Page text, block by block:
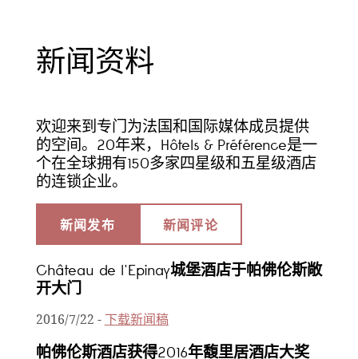
新闻资料
欢迎来到专门为法国和国际媒体成员提供
的空间。20年来，Hôtels & Préférence是一
个在全球拥有150多家四星级和五星级酒店
的连锁企业。
新闻发布 新闻评论
Château de l'Epinay城堡酒店于帕佛伦斯敞
开大门
2016/7/22 - 下载新闻稿
帕佛伦斯酒店获得2016年馥里居酒店大奖